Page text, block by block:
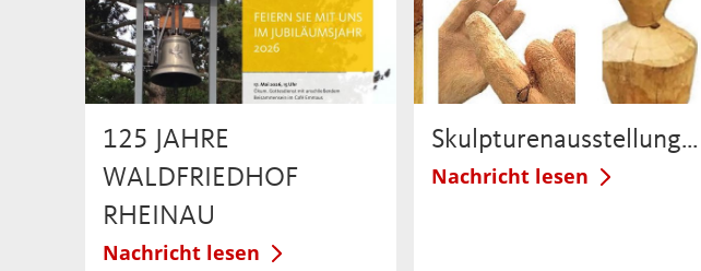
125 JAHRE
WALDFRIEDHOF
RHEINAU
Nachricht lesen
Skulpturenausstellung…
Nachricht lesen